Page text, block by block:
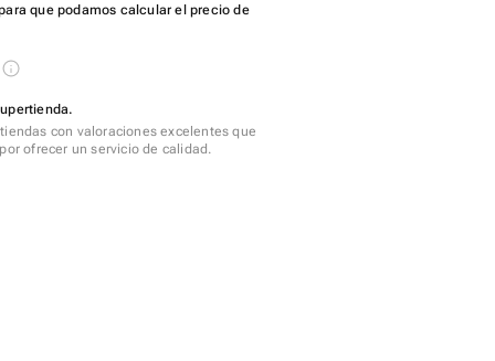
que podamos calcular el precio de
con valoraciones excelentes que
ofrecer un servicio de calidad.